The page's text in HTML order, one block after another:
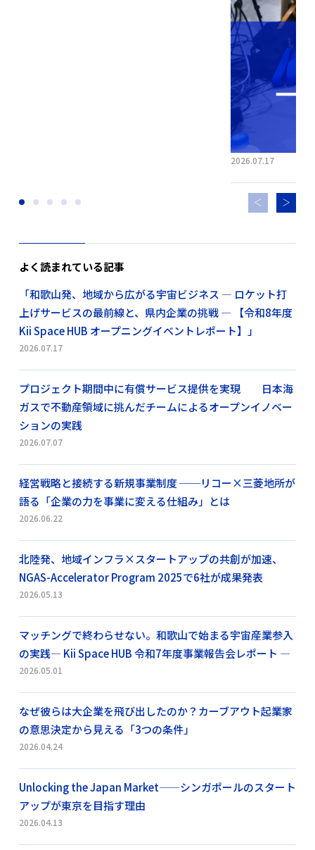
2026.07.17
よく読まれている記事
「和歌山発、地域から広がる宇宙ビジネス ― ロケット打
上げサービスの最前線と、県内企業の挑戦 ― 【令和8年度
Kii Space HUB オープニングイベントレポート】」
2026.07.17
プロジェクト期間中に有償サービス提供を実現 日本海
ガスで不動産領域に挑んだチームによるオープンイノベー
ションの実践
2026.07.07
経営戦略と接続する新規事業制度 ──リコー×三菱地所が
語る「企業の力を事業に変える仕組み」とは
2026.06.22
北陸発、地域インフラ×スタートアップの共創が加速、
NGAS-Accelerator Program 2025で6社が成果発表
2026.05.13
マッチングで終わらせない。和歌山で始まる宇宙産業参入
の実践― Kii Space HUB 令和7年度事業報告会レポート ―
2026.05.01
なぜ彼らは大企業を飛び出したのか？カーブアウト起業家
の意思決定から見える「3つの条件」
2026.04.24
Unlocking the Japan Market——シンガポールのスタート
アップが東京を目指す理由
2026.04.13